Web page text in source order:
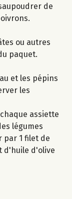
de
ou autres
paquet.
et les pépins
les
assiette
légumes
par 1 filet de
d'huile d'olive